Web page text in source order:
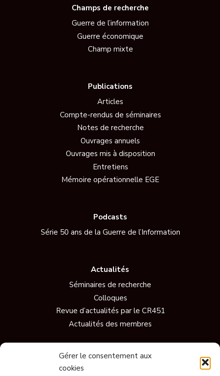
Gérer le consentement aux
cookies
Champs de recherche
Guerre de l’information
Guerre économique
Champ mixte
Publications
Articles
Compte-rendus de séminaires
Notes de recherche
Ouvrages annuels
Ouvrages mis à disposition
Entretiens
Mémoire opérationnelle EGE
Podcasts
Série 50 ans de la Guerre de l’Information
Actualités
Séminaires de recherche
Colloques
Revue d’actualités par le CR451
Actualités des membres
Vidéos